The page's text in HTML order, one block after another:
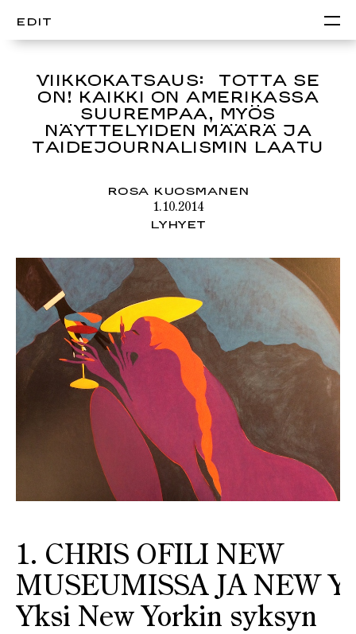
EDIT
VIIKKOKATSAUS: TOTTA SE
ON! KAIKKI ON AMERIKASSA
SUUREMPAA, MYÖS
NÄYTTELYIDEN MÄÄRÄ JA
TAIDEJOURNALISMIN LAATU
ROSA KUOSMANEN
1.10.2014
LYHYET
1. CHRIS OFILI NEW
MUSEUMISSA JA NEW
Yksi New Yorkin syksyn